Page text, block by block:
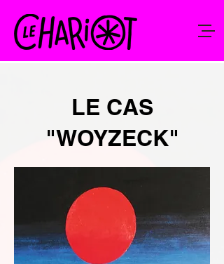
LE CAS
"WOYZECK"